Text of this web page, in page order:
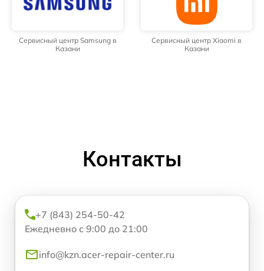
Сервисный центр Samsung в
Казани
Сервисный центр Xiaomi в
Казани
Контакты
+7 (843) 254-50-42
Ежедневно с 9:00 до 21:00
info@kzn.acer-repair-center.ru